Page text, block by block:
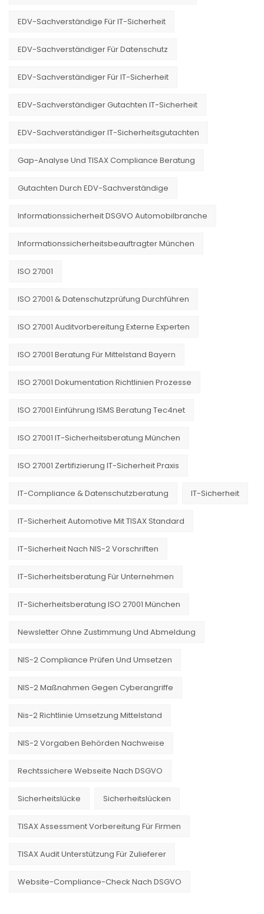
EDV-Sachverständige Für IT-Sicherheit
EDV-Sachverständiger Für Datenschutz
EDV-Sachverständiger Für IT-Sicherheit
EDV-Sachverständiger Gutachten IT-Sicherheit
EDV-Sachverständiger IT-Sicherheitsgutachten
Gap-Analyse Und TISAX Compliance Beratung
Gutachten Durch EDV-Sachverständige
Informationssicherheit DSGVO Automobilbranche
Informationssicherheitsbeauftragter München
ISO 27001
ISO 27001 & Datenschutzprüfung Durchführen
ISO 27001 Auditvorbereitung Externe Experten
ISO 27001 Beratung Für Mittelstand Bayern
ISO 27001 Dokumentation Richtlinien Prozesse
ISO 27001 Einführung ISMS Beratung Tec4net
ISO 27001 IT-Sicherheitsberatung München
ISO 27001 Zertifizierung IT-Sicherheit Praxis
IT-Compliance & Datenschutzberatung IT-Sicherheit
IT-Sicherheit Automotive Mit TISAX Standard
IT-Sicherheit Nach NIS-2 Vorschriften
IT-Sicherheitsberatung Für Unternehmen
IT-Sicherheitsberatung ISO 27001 München
Newsletter Ohne Zustimmung Und Abmeldung
NIS-2 Compliance Prüfen Und Umsetzen
NIS-2 Maßnahmen Gegen Cyberangriffe
Nis-2 Richtlinie Umsetzung Mittelstand
NIS-2 Vorgaben Behörden Nachweise
Rechtssichere Webseite Nach DSGVO
Sicherheitslücke Sicherheitslücken
TISAX Assessment Vorbereitung Für Firmen
TISAX Audit Unterstützung Für Zulieferer
Website-Compliance-Check Nach DSGVO